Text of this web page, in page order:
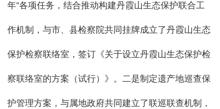
年”各项任务，结合推动构建丹霞山生态保护联合工
作机制， 与市、县检察院共同挂牌成立了丹霞山生态
保护检察联络室，签订《关于设立丹霞山生态保护检
察联络室的方案（试行）》。二是制定遗产地巡查保
护管理方案，与属地政府共同建立了联巡联查机制，